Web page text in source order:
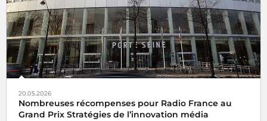
20.05.2026
Nombreuses récompenses pour Radio France au
Grand Prix Stratégies de l’innovation média